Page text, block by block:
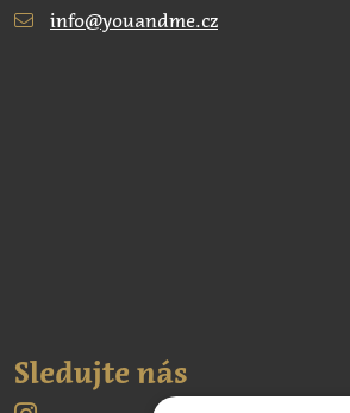
info@youandme.cz
Sledujte nás